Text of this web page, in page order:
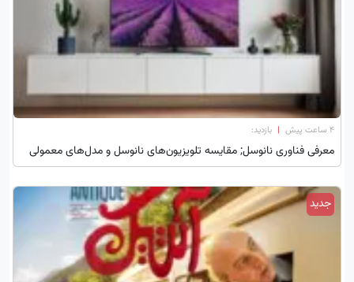
۴ ساعت پیش | بازدید:
معرفی فناوری نانوسل; مقایسه تلویزیون‌های نانوسل و مدل‌های معمولی
جدید